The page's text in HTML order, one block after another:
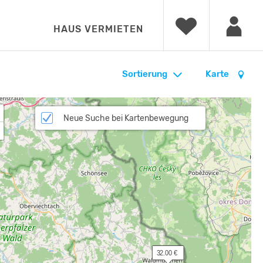
HAUS VERMIETEN
Karte
Sortierung
32.00 €
Neue Suche bei Kartenbewegung